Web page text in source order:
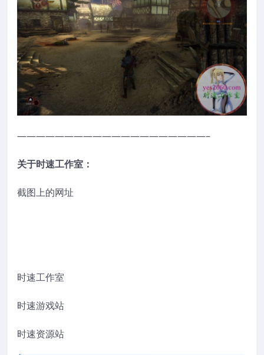
————————————————————–
关于时速工作室：
截图上的网址
时速工作室
时速游戏站
时速资源站